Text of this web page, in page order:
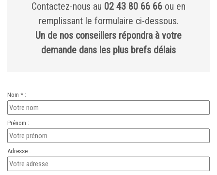
Contactez-nous au 02 43 80 66 66 ou en
remplissant le formulaire ci-dessous.
Un de nos conseillers répondra à votre
demande dans les plus brefs délais
Nom * :
Prénom :
Adresse :